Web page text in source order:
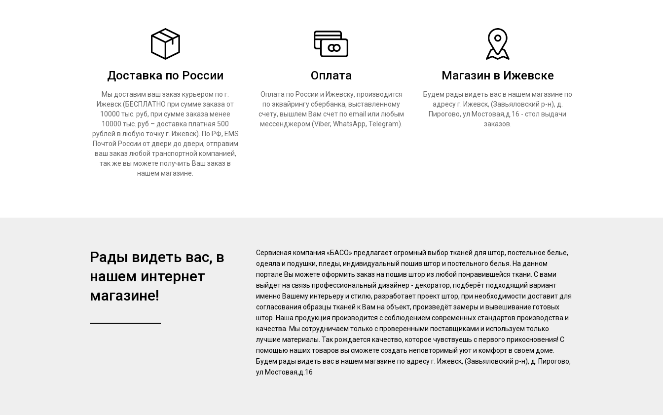
Доставка по России
Мы доставим ваш заказ курьером по г.
Ижевск (БЕСПЛАТНО при сумме заказа от
10000 тыс. руб, при сумме заказа менее
10000 тыс. руб – доставка платная 500
рублей в любую точку г. Ижевск). По РФ, EMS
Почтой России от двери до двери, отправим
ваш заказ любой транспортной компанией,
так же вы можете получить Ваш заказ в
нашем магазине.
Оплата
Оплата по России и Ижевску, производится
по эквайрингу сбербанка, выставленному
счету, вышлем Вам счет по email или любым
мессенджером (Viber, WhatsApp, Telegram).
Магазин в Ижевске
Будем рады видеть вас в нашем магазине по
адресу г. Ижевск, (Завьяловский р-н), д.
Пирогово, ул Мостовая,д.16 - стол выдачи
заказов.
Рады видеть вас, в
нашем интернет
магазине!
Сервисная компания «БАСО» предлагает огромный выбор тканей для штор, постельное белье,
одеяла и подушки, пледы, индивидуальный пошив штор и постельного белья. На данном
портале Вы можете оформить заказ на пошив штор из любой понравившейся ткани. С вами
выйдет на связь профессиональный дизайнер - декоратор, подберёт подходящий вариант
именно Вашему интерьеру и стилю, разработает проект штор, при необходимости доставит для
согласования образцы тканей к Вам на объект, произведёт замеры и вывешивание готовых
штор. Наша продукция производится с соблюдением современных стандартов производства и
качества. Мы сотрудничаем только с проверенными поставщиками и используем только
лучшие материалы. Так рождается качество, которое чувствуешь с первого прикосновения! С
помощью наших товаров вы сможете создать неповторимый уют и комфорт в своем доме.
Будем рады видеть вас в нашем магазине по адресу г. Ижевск, (Завьяловский р-н), д. Пирогово,
ул Мостовая,д.16​